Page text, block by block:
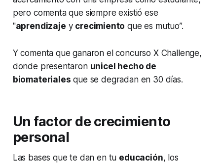
pero comenta que siempre existió ese
"aprendizaje y crecimiento que es mutuo”.
Y comenta que ganaron el concurso X Challenge,
donde presentaron unicel hecho de
biomateriales que se degradan en 30 días.
Un factor de crecimiento
personal
Las bases que te dan en tu educación, los